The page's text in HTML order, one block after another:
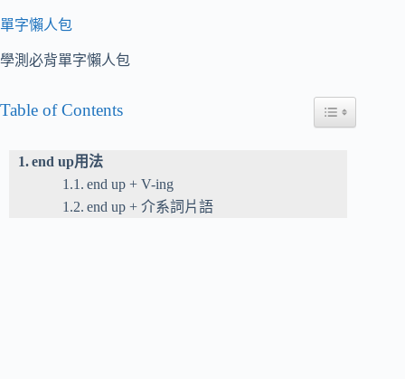
單字懶人包
學測必背單字懶人包
Table of Contents Toggle Table of
end up用法
end up + V-ing
end up + 介系詞片語